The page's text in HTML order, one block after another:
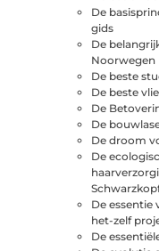
De
gids
De
Noorwegen
De beste
De beste
De
De
De droom
De
De essentie
het-zelf
De